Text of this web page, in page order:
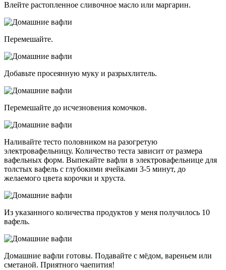
Влейте растопленное сливочное масло или маргарин.
Перемешайте.
Добавьте просеянную муку и разрыхлитель.
Перемешайте до исчезновения комочков.
Наливайте тесто половником на разогретую
электровафельницу. Количество теста зависит от размера
вафельных форм. Выпекайте вафли в электровафельнице для
толстых вафель с глубокими ячейками 3-5 минут, до
желаемого цвета корочки и хруста.
Из указанного количества продуктов у меня получилось 10
вафель.
Домашние вафли готовы. Подавайте с мёдом, вареньем или
сметаной. Приятного чаепития!